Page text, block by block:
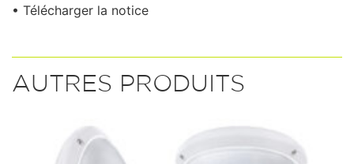
• Télécharger la notice
AUTRES PRODUITS